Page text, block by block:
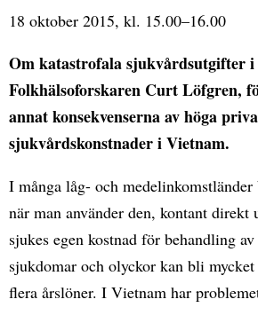
18 oktober 2015, kl. 15.00–16.00
Om katastrofala sjukvårdsutgifter
Folkhälsoforskaren Curt Löfgren,
annat konsekvenserna av höga
sjukvårdskonstnader i Vietnam.
I många låg- och medelinkomstländer
när man använder den, kontant direkt
sjukes egen kostnad för behandling
sjukdomar och olyckor kan bli
flera årslöner. I Vietnam har